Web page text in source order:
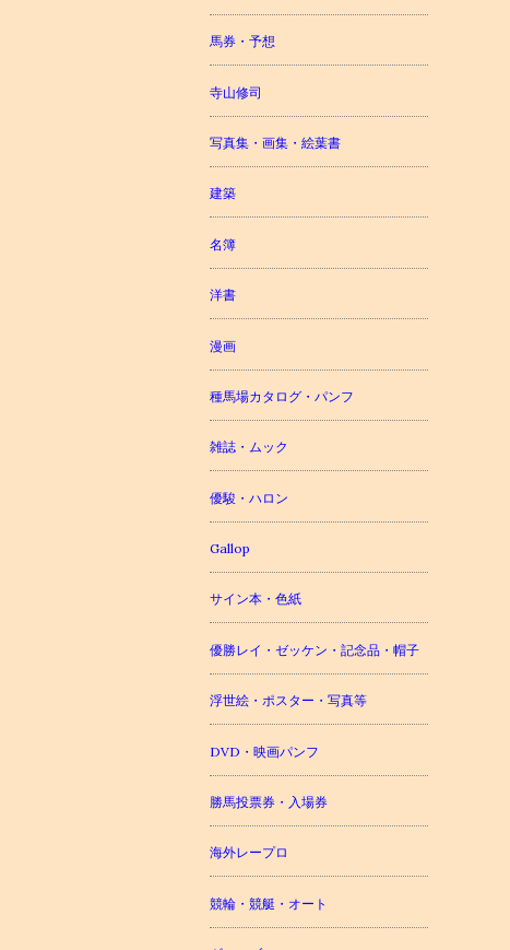
馬券・予想
寺山修司
写真集・画集・絵葉書
建築
名簿
洋書
漫画
種馬場カタログ・パンフ
雑誌・ムック
優駿・ハロン
Gallop
サイン本・色紙
優勝レイ・ゼッケン・記念品・帽子
浮世絵・ポスター・写真等
DVD・映画パンフ
勝馬投票券・入場券
海外レープロ
競輪・競艇・オート